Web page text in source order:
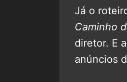
Já o
Caminho
diretor. E
anúncios